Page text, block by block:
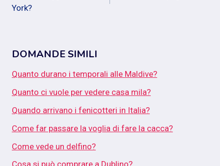
York?
DOMANDE SIMILI
Quanto durano i temporali alle Maldive?
Quanto ci vuole per vedere casa mila?
Quando arrivano i fenicotteri in Italia?
Come far passare la voglia di fare la cacca?
Come vede un delfino?